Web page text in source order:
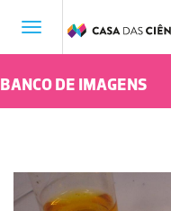
Toggle
BANCO DE IMAGENS